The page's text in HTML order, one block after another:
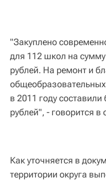
"Закуплено
для 112 школ на
рублей. На ремонт и
в 2011 году
рублей", - говорится в
Как уточняется в
территории округа